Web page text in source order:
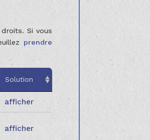
Si vous
prendre
Solution
afficher
afficher